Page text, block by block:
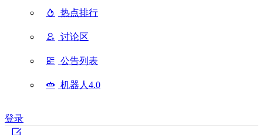
热点排行
讨论区
公告列表
机器人4.0
登录